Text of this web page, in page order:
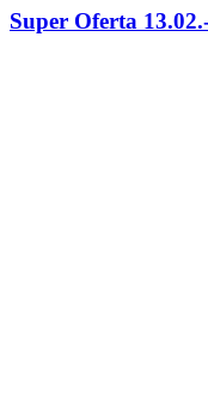
Super Oferta